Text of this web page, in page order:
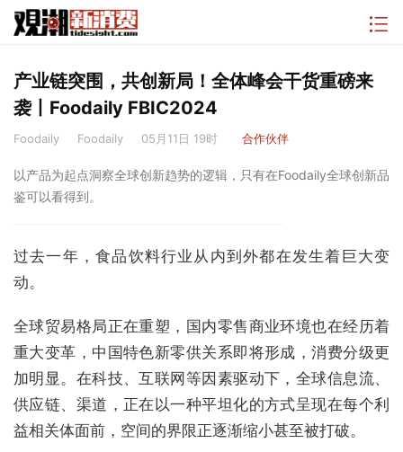
产业链突围，共创新局！全体峰会干货重磅来
袭丨Foodaily FBIC2024
Foodaily Foodaily 05月11日 19时 合作伙伴
以产品为起点洞察全球创新趋势的逻辑，只有在Foodaily全球创新品
鉴可以看得到。
过去一年，食品饮料行业从内到外都在发生着巨大变
动。
全球贸易格局正在重塑，国内零售商业环境也在经历着
重大变革，中国特色新零供关系即将形成，消费分级更
加明显。在科技、互联网等因素驱动下，全球信息流、
供应链、渠道，正在以一种平坦化的方式呈现在每个利
益相关体面前，空间的界限正逐渐缩小甚至被打破。